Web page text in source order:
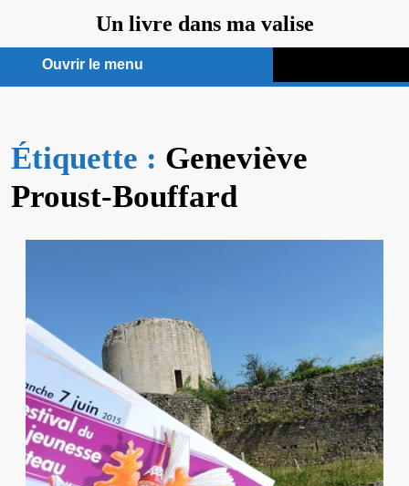
contenu
Un livre dans ma valise
Ouvrir le menu
menu
Étiquette : Geneviève
Proust-Bouffard